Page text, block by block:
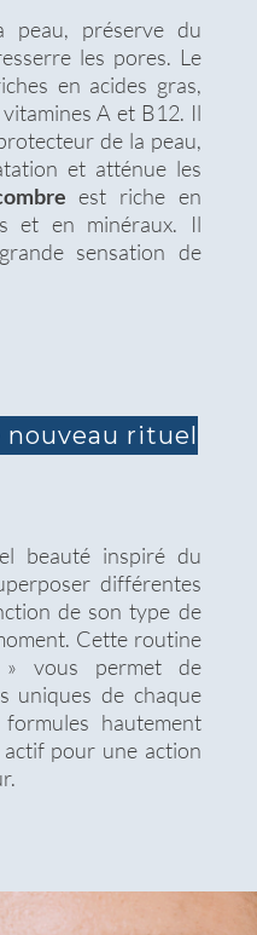
peau, préserve du
les pores. Le
en acides gras,
A et B12. Il
de la peau,
et atténue les
est riche en
et en minéraux. Il
sensation de
nouveau rituel
beauté inspiré du
différentes
de son type de
Cette routine
vous permet de
uniques de chaque
hautement
pour une action